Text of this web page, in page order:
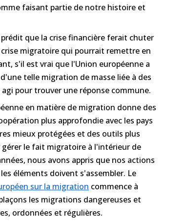
faisant partie de notre histoire et
que la crise financière ferait chuter
migratoire qui pourrait remettre en
s'il est vrai que l'Union européenne a
telle migration de masse liée à des
pour trouver une réponse commune.
en matière de migration donne des
plus approfondie avec les pays
mieux protégées et des outils plus
le fait migratoire à l'intérieur de
nous avons appris que nos actions
éléments doivent s'assembler. Le
sur la migration commence à
les migrations dangereuses et
ordonnées et régulières.